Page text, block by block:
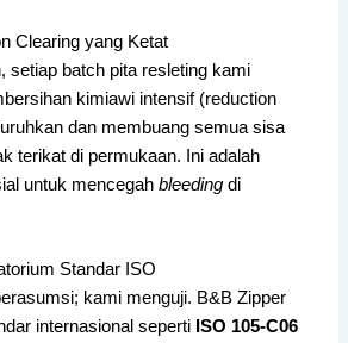
Clearing yang Ketat
setiap batch pita resleting kami
kimiawi intensif (reduction
dan membuang semua sisa
terikat di permukaan. Ini adalah
untuk mencegahbleeding di
Standar ISO
kami menguji. B&B Zipper
internasional seperti ISO 105-C06